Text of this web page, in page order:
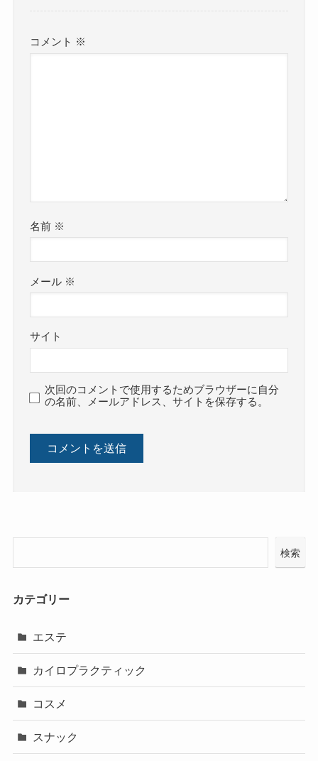
コメント ※
名前 ※
メール ※
サイト
次回のコメントで使用するためブラウザーに自分
の名前、メールアドレス、サイトを保存する。
検索
カテゴリー
エステ
カイロプラクティック
コスメ
スナック